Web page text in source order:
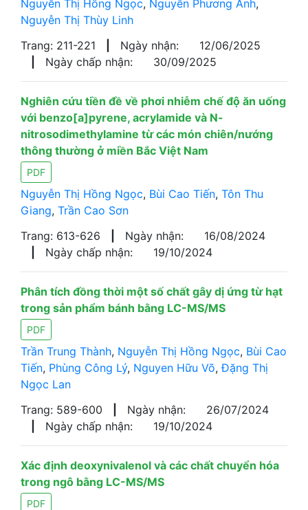
Nguyễn Thị Hồng Ngọc, Nguyễn Phương Anh,
Nguyễn Thị Thùy Linh
Trang: 211-221
Ngày nhận:
12/06/2025
Ngày chấp nhận: 30/09/2025
Nghiên cứu tiền đề về phơi nhiễm chế độ ăn uống
với benzo[a]pyrene, acrylamide và N-
nitrosodimethylamine từ các món chiên/nướng
thông thường ở miền Bắc Việt Nam
PDF
Nguyễn Thị Hồng Ngọc, Bùi Cao Tiến, Tôn Thu
Giang, Trần Cao Sơn
Trang: 613-626
Ngày nhận:
16/08/2024
Ngày chấp nhận: 19/10/2024
Phân tích đồng thời một số chất gây dị ứng từ hạt
trong sản phẩm bánh bằng LC-MS/MS
PDF
Trần Trung Thành, Nguyễn Thị Hồng Ngọc, Bùi Cao
Tiến, Phùng Công Lý, Nguyen Hữu Võ,Đặng Thị
Ngọc Lan
Trang: 589-600
Ngày nhận:
26/07/2024
Ngày chấp nhận: 19/10/2024
Xác định deoxynivalenol và các chất chuyển hóa
trong ngô bằng LC-MS/MS
PDF